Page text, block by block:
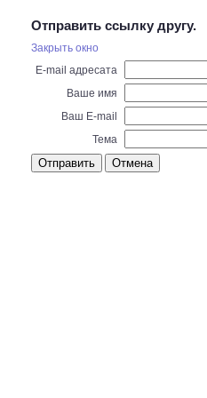
Отправить ссылку другу.
Закрыть окно
E-mail адресата
Ваше имя
Ваш E-mail
Тема
Отправить Отмена